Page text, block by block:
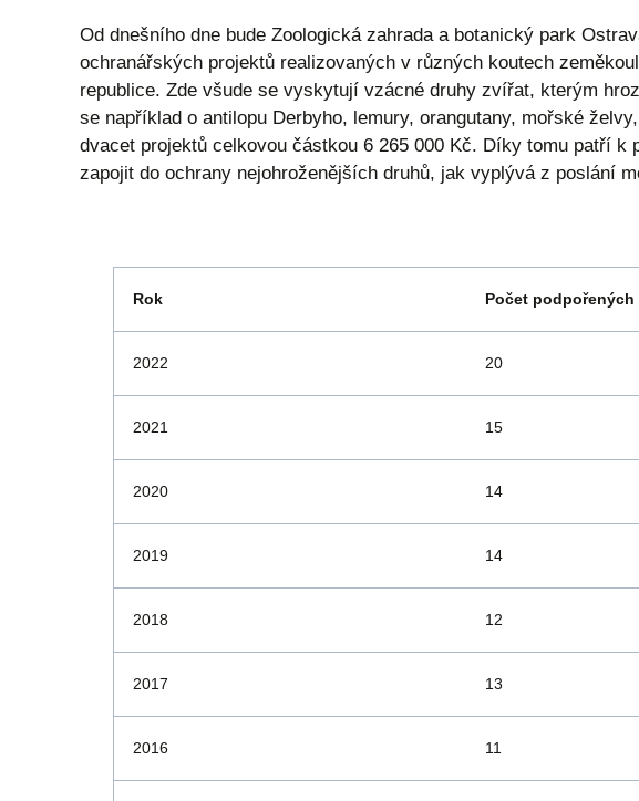
Od dnešního dne bude Zoologická zahrada a botanický park
ochranářských projektů realizovaných v různých koutech
republice. Zde všude se vyskytují vzácné druhy zvířat, kterým
se například o antilopu Derbyho, lemury, orangutany, mořské
dvacet projektů celkovou částkou 6 265 000 Kč. Díky tomu patří
zapojit do ochrany nejohroženějších druhů, jak vyplývá z poslání
Rok Počet podpořených
2022 20
2021 15
2020 14
2019 14
2018 12
2017 13
2016 11